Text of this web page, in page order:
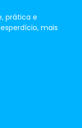
prática e
mais